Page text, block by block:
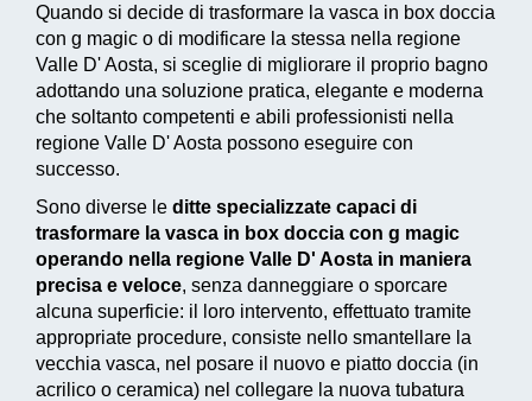
Quando si decide di trasformare la vasca in box doccia
con g magic o di modificare la stessa nella regione
Valle D' Aosta, si sceglie di migliorare il proprio bagno
adottando una soluzione pratica, elegante e moderna
che soltanto competenti e abili professionisti nella
regione Valle D' Aosta possono eseguire con
successo.
Sono diverse le ditte specializzate capaci di
trasformare la vasca in box doccia con g magic
operando nella regione Valle D' Aosta in maniera
precisa e veloce, senza danneggiare o sporcare
alcuna superficie: il loro intervento, effettuato tramite
appropriate procedure, consiste nello smantellare la
vecchia vasca, nel posare il nuovo e piatto doccia (in
acrilico o ceramica) nel collegare la nuova tubatura